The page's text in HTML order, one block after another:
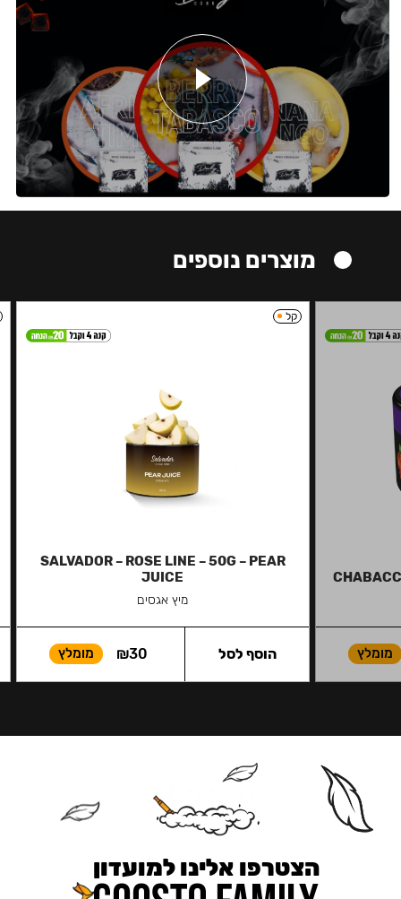
מוצרים נוספים
מומלץ
קל
SALVADOR – ROSE LINE – 50G – PEAR
JUICE
מיץ אגסים
₪30 מומלץ הוסף לסל
הצטרפו אלינו למועדון